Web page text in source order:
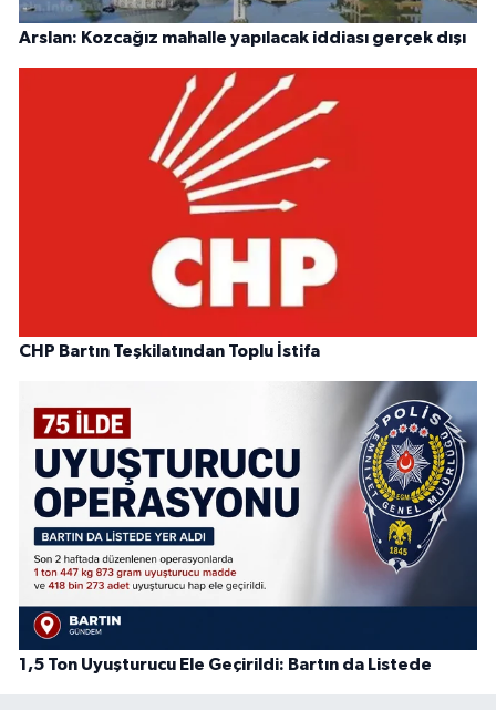
Arslan: Kozcağız mahalle yapılacak iddiası gerçek dışı
CHP Bartın Teşkilatından Toplu İstifa
1,5 Ton Uyuşturucu Ele Geçirildi: Bartın da Listede